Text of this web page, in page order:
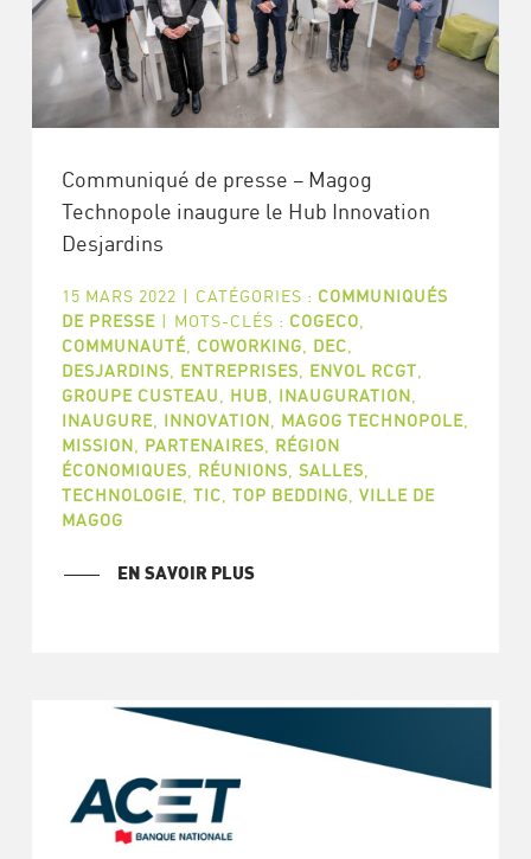
Communiqué de presse – Magog
Technopole inaugure le Hub Innovation
Desjardins
15 MARS 2022 | CATÉGORIES : COMMUNIQUÉS
DE PRESSE | MOTS-CLÉS : COGECO,
COMMUNAUTÉ, COWORKING, DEC,
DESJARDINS, ENTREPRISES, ENVOL RCGT,
GROUPE CUSTEAU, HUB, INAUGURATION,
INAUGURE, INNOVATION, MAGOG TECHNOPOLE,
MISSION, PARTENAIRES, RÉGION
ÉCONOMIQUES, RÉUNIONS, SALLES,
TECHNOLOGIE, TIC, TOP BEDDING, VILLE DE
MAGOG
EN SAVOIR PLUS